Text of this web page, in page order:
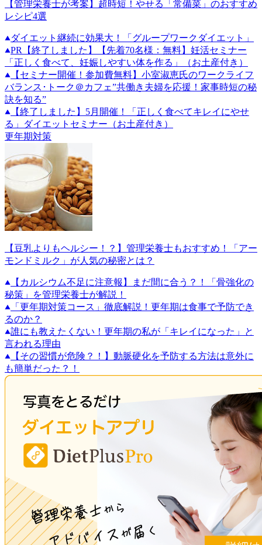
【管理栄養士が考案】超時短！やせる「常備菜」のおすすめ
レシピ4選
ダイエット継続に効果大！「グループワークダイエット」
PR
【終了しました】【先着70名様：無料】妊活セミナー
「正しく食べて、妊娠しやすい体を作る」（お土産付き）
【セミナー開催！参加費無料】小室淑恵氏のワークライフ
バランス･トーク＠カフェ”共働き夫婦を応援！家事時短の秘
訣を知る”
【終了しました】5月開催！「正しく食べてキレイにやせ
る」ダイエットセミナー（お土産付き）
更年期対策
【豆乳よりもヘルシー！？】管理栄養士もおすすめ！「アー
モンドミルク」が人気の秘密とは？
【カルシウム不足に注意報】まだ間に合う？！「骨強化の
秘策」を管理栄養士が解説！
「更年期対策コース」徹底解説！更年期は食事で予防でき
るのか？
誰にも教えたくない！更年期の私が「キレイになった」と
言われる理由
【その習慣が危険？！】動脈硬化を予防する方法は意外に
も簡単だった？！